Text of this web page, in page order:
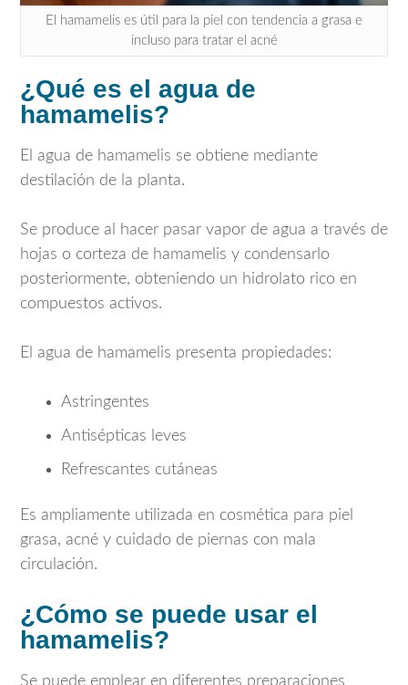
El hamamelis es útil para la piel con tendencia a grasa e
incluso para tratar el acné
¿Qué es el agua de
hamamelis?
El agua de hamamelis se obtiene mediante
destilación de la planta.
Se produce al hacer pasar vapor de agua a través de
hojas o corteza de hamamelis y condensarlo
posteriormente, obteniendo un hidrolato rico en
compuestos activos.
El agua de hamamelis presenta propiedades:
Astringentes
Antisépticas leves
Refrescantes cutáneas
Es ampliamente utilizada en cosmética para piel
grasa, acné y cuidado de piernas con mala
circulación.
¿Cómo se puede usar el
hamamelis?
Se puede emplear en diferentes preparaciones